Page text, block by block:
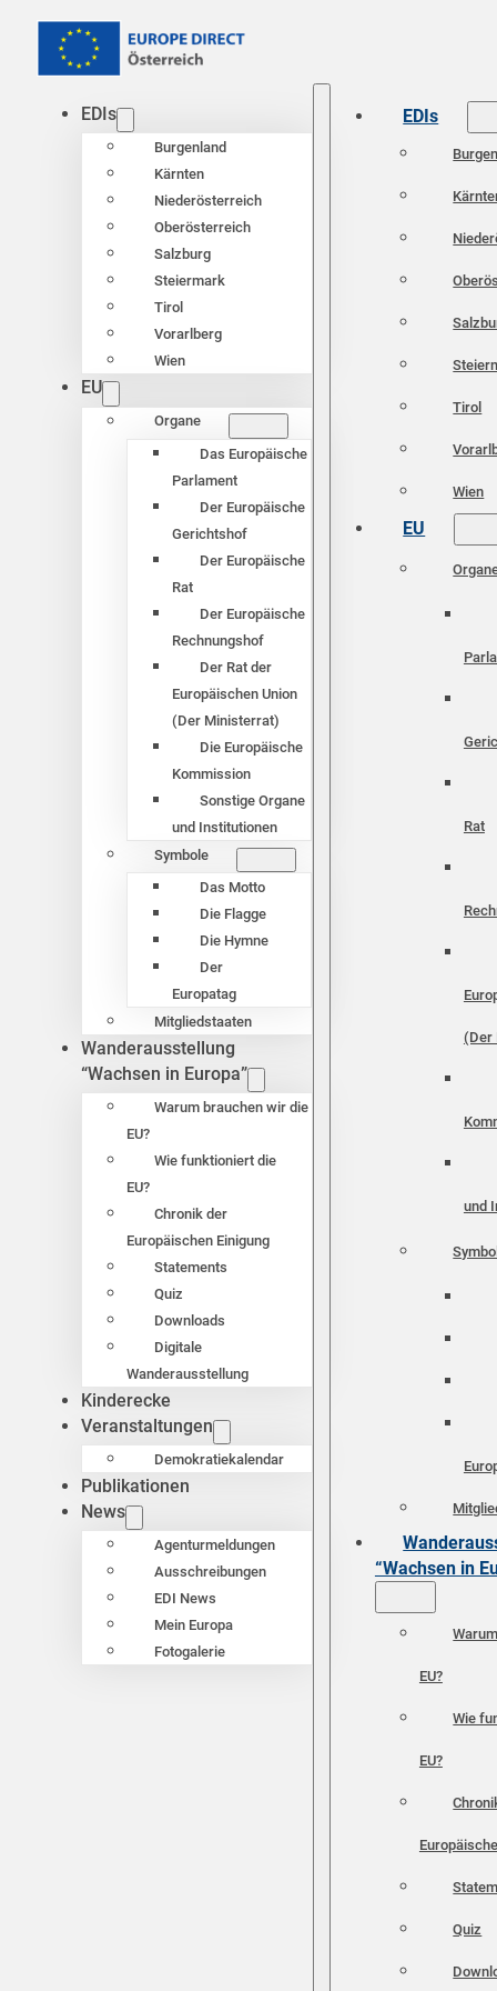
EDIs
Burgenland
Kärnten
Niederösterreich
Oberösterreich
Salzburg
Steiermark
Tirol
Vorarlberg
Wien
EU
Organe
Das Europäische
Parlament
Der Europäische
Gerichtshof
Der Europäische
Rat
Der Europäische
Rechnungshof
Der Rat der
Europäischen Union
(Der Ministerrat)
Die Europäische
Kommission
Sonstige Organe
und Institutionen
Symbole
Das Motto
Die Flagge
Die Hymne
Der
Europatag
Mitgliedstaaten
Wanderausstellung
“Wachsen in Europa”
Warum brauchen wir die
EU?
Wie funktioniert die
EU?
Chronik der
Europäischen Einigung
Statements
Quiz
Downloads
Digitale
Wanderausstellung
Kinderecke
Veranstaltungen
Demokratiekalendar
Publikationen
News
Agenturmeldungen
Ausschreibungen
EDI News
Mein Europa
Fotogalerie
EDIs
Tirol
Wien
EU
Rat
(Der
und
“Wachsen in
EU?
Wie
EU?
Quiz